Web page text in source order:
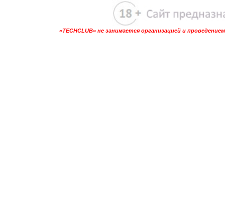
«TECHCLUB» не занимается организацией и